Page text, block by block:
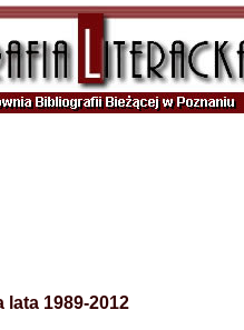
lata 1989-2012